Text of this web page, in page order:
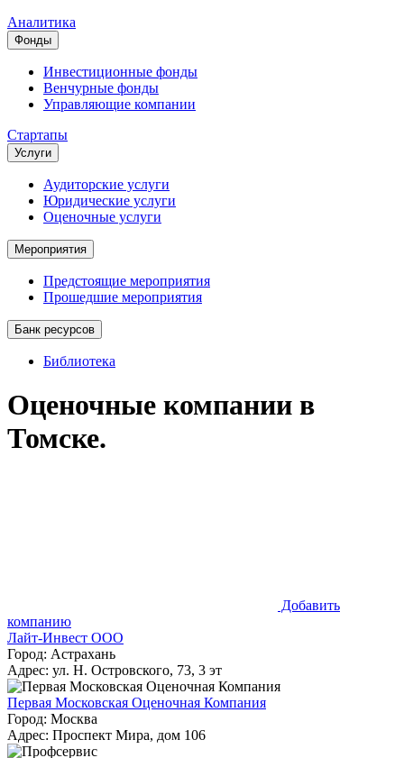
Аналитика
Фонды
Инвестиционные фонды
Венчурные фонды
Управляющие компании
Стартапы
Услуги
Аудиторские услуги
Юридические услуги
Оценочные услуги
Мероприятия
Предстоящие мероприятия
Прошедшие мероприятия
Банк ресурсов
Библиотека
Оценочные компании в
Томске.
Добавить
компанию
Лайт-Инвест ООО
Город: Астрахань
Адрес: ул. Н. Островского, 73, 3 эт
Первая Московская Оценочная Компания
Город: Москва
Адрес: Проспект Мира, дом 106